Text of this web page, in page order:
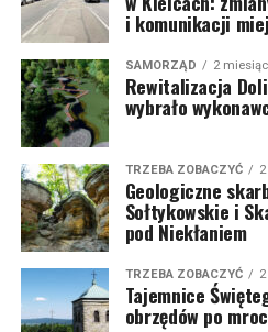
i komunikacji
SAMORZĄD 2
Rewitalizacja
wybrało
TRZEBA ZOBACZYĆ
Geologiczne
Sołtykowskie i
pod Niekłaniem
TRZEBA ZOBACZYĆ
Tajemnice
obrzędów po